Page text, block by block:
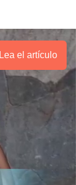
Lea el artículo